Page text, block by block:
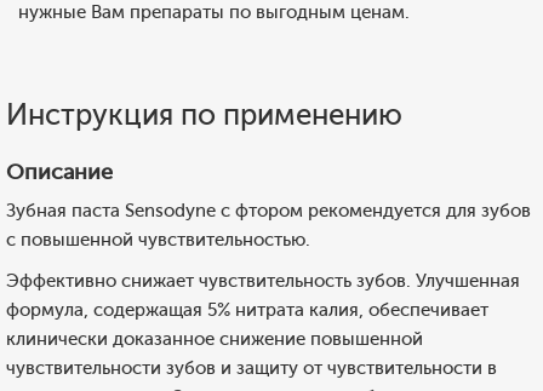
нужные Вам препараты по выгодным ценам.
Инструкция по применению
Описание
Зубная паста Sensodyne с фтором рекомендуется для зубов
с повышенной чувствительностью.
Эффективно снижает чувствительность зубов. Улучшенная
формула, содержащая 5% нитрата калия, обеспечивает
клинически доказанное снижение повышенной
чувствительности зубов и защиту от чувствительности в